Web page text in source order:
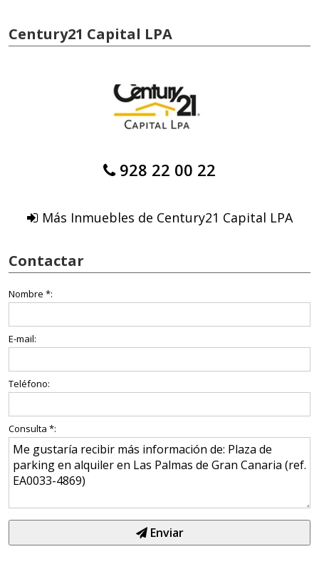
Century21 Capital LPA
928 22 00 22
Más Inmuebles de Century21 Capital LPA
Contactar
Nombre *:
E-mail:
Teléfono:
Consulta *:
Enviar